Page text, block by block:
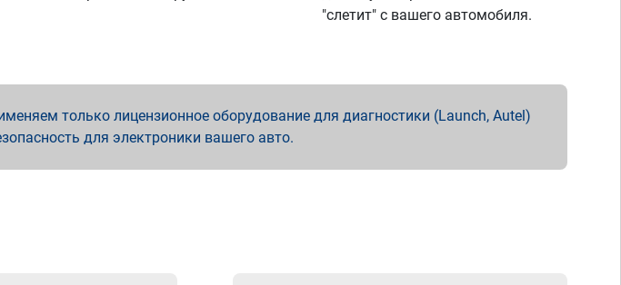
"слетит" с вашего автомобиля.
только лицензионное оборудование для диагностики (Launch, Autel)
для электроники вашего авто.